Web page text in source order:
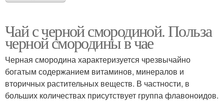
Чай с черной смородиной. Польза
черной смородины в чае
Черная смородина характеризуется чрезвычайно
богатым содержанием витаминов, минералов и
вторичных растительных веществ. В частности, в
больших количествах присутствует группа флавоноидов.